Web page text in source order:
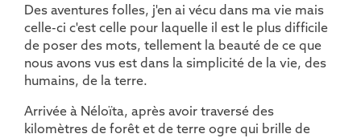
Des aventures folles, j'en ai vécu dans ma vie mais
celle-ci c'est celle pour laquelle il est le plus difficile
de poser des mots, tellement la beauté de ce que
nous avons vus est dans la simplicité de la vie, des
humains, de la terre.
Arrivée à Néloïta, après avoir traversé des
kilomètres de forêt et de terre ogre qui brille de